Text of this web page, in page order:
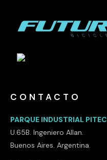
CONTACTO
PARQUE INDUSTRIAL PITEC
U.65B. Ingeniero Allan.
Buenos Aires. Argentina.